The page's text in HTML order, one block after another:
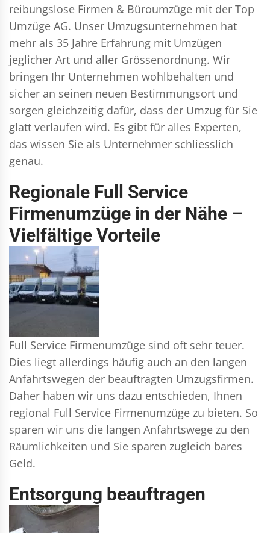
reibungslose Firmen & Büroumzüge mit der Top
Umzüge AG. Unser Umzugsunternehmen hat
mehr als 35 Jahre Erfahrung mit Umzügen
jeglicher Art und aller Grössenordnung. Wir
bringen Ihr Unternehmen wohlbehalten und
sicher an seinen neuen Bestimmungsort und
sorgen gleichzeitig dafür, dass der Umzug für Sie
glatt verlaufen wird. Es gibt für alles Experten,
das wissen Sie als Unternehmer schliesslich
genau.
Regionale Full Service
Firmenumzüge in der Nähe –
Vielfältige Vorteile
Full Service Firmenumzüge sind oft sehr teuer.
Dies liegt allerdings häufig auch an den langen
Anfahrtswegen der beauftragten Umzugsfirmen.
Daher haben wir uns dazu entschieden, Ihnen
regional Full Service Firmenumzüge zu bieten. So
sparen wir uns die langen Anfahrtswege zu den
Räumlichkeiten und Sie sparen zugleich bares
Geld.
Entsorgung beauftragen